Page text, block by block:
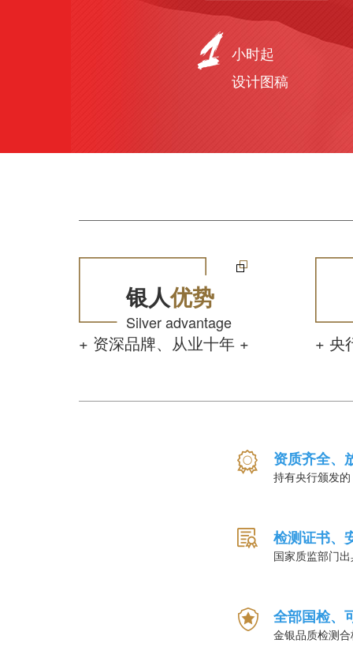
小时起
设计图稿
银人优势
Silver advantage
+ 资深品牌、从业十年 + + 央
资质齐全、
持有央行颁发
检测证书、
国家质监部门
全部国检、
金银品质检测